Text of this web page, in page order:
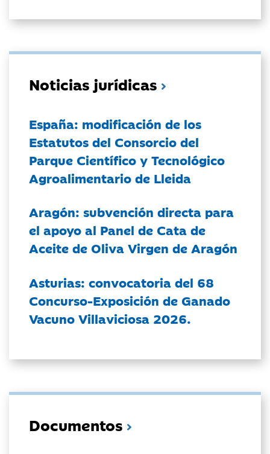
Noticias jurídicas
España: modificación de los
Estatutos del Consorcio del
Parque Científico y Tecnológico
Agroalimentario de Lleida
Aragón: subvención directa para
el apoyo al Panel de Cata de
Aceite de Oliva Virgen de Aragón
Asturias: convocatoria del 68
Concurso-Exposición de Ganado
Vacuno Villaviciosa 2026.
Documentos